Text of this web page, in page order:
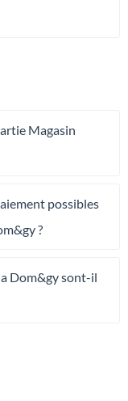
Magasin
possibles
?
Dom&gy sont-il